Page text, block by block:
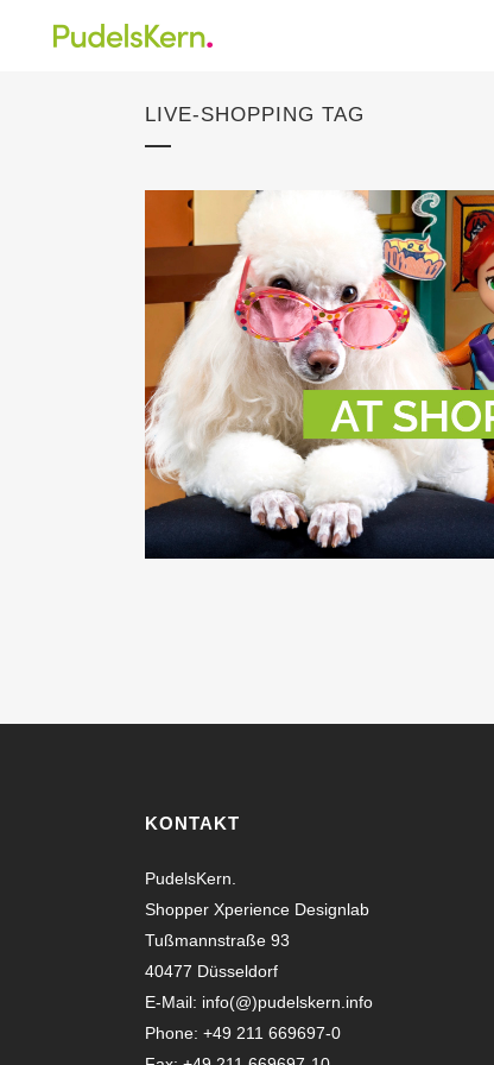
LIVE-SHOPPING TAG
KONTAKT
PudelsKern.
Shopper Xperience Designlab
Tußmannstraße 93
40477 Düsseldorf
E-Mail: info(@)pudelskern.info
Phone: +49 211 669697-0